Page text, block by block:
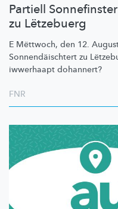
Partiell
zu Lëtzebuerg
E Mëttwoch, den 12.
Sonnendäischtert zu
iwwerhaapt dohannert?
FNR